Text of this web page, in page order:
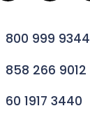
800 999 9344
858 266 9012
60 1917 3440